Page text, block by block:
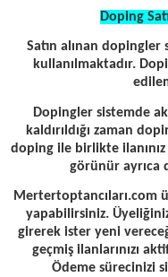
Doping
Satın alınan dopingler
kullanılmaktadır.
Dopingler sistemde
kaldırıldığı zaman
doping ile birlikte
görünür ayrıca
Mertertoptancıları.com
yapabilirsiniz.
girerek ister yeni
geçmiş ilanlarınızı
Ödeme sürecinizi